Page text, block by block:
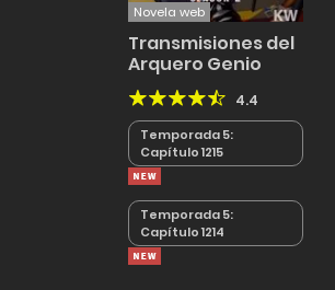
Novela web
Transmisiones del
Arquero Genio
4.4
Temporada 5:
Capítulo 1215
Temporada 5:
Capítulo 1214